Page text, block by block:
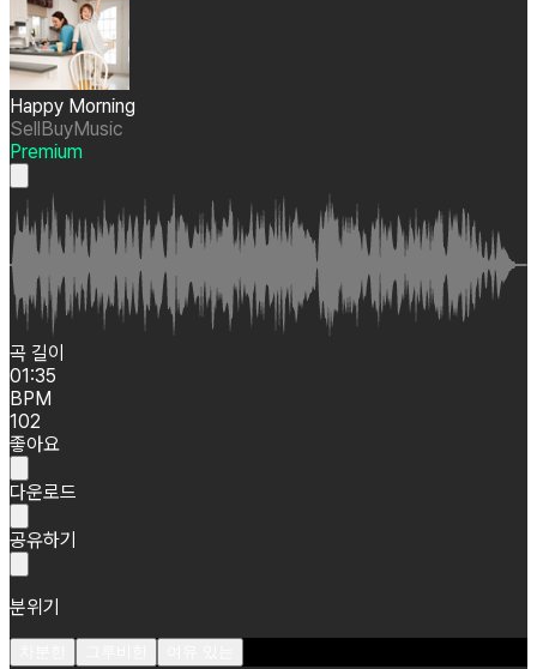
Happy Morning
SellBuyMusic
Premium
곡 길이
01:35
BPM
102
좋아요
다운로드
공유하기
분위기